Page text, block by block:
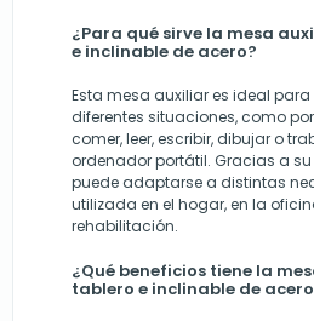
¿Para qué sirve la mesa
e inclinable de acero?
Esta mesa auxiliar es ideal
diferentes situaciones, como
comer, leer, escribir, dibujar o
ordenador portátil. Gracias a
puede adaptarse a distintas
utilizada en el hogar, en la
rehabilitación.
¿Qué beneficios tiene la
tablero e inclinable de